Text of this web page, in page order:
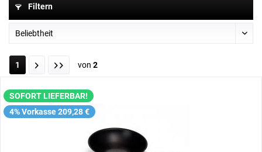
Filtern
1 von 2
SOFORT LIEFERBAR!
4% Vorkasse 209,28 €